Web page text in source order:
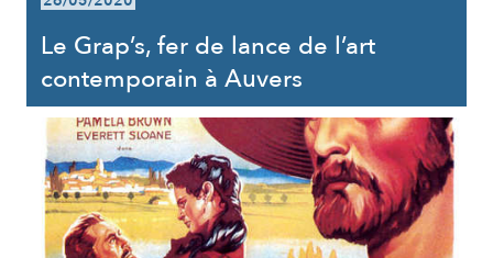
Le Grap’s, fer de lance de l’art
contemporain à Auvers